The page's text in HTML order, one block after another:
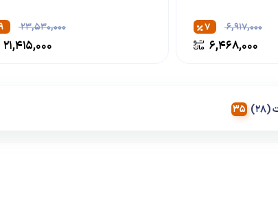
۶,۹۱۷,۰۰۰
۶,۴۶۸,۰۰۰
۷ ۲۳,۵۳۰,۰۰۰
۲۱,۴۱۵,۰۰۰